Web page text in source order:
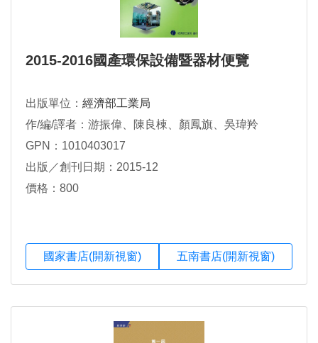
2015-2016國產環保設備暨器材便覽
出版單位： 經濟部工業局
作/編/譯者：游振偉、陳良棟、顏鳳旗、吳瑋羚
GPN：1010403017
出版／創刊日期：2015-12
價格：800
國家書店(開新視窗) 五南書店(開新視窗)